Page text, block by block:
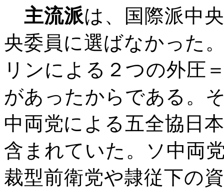
主流派は、国際派中
央委員に選ばなかった
リンによる２つの外圧
があったからである。
中両党による五全協日
含まれていた。ソ中両
裁型前衛党や隷従下の